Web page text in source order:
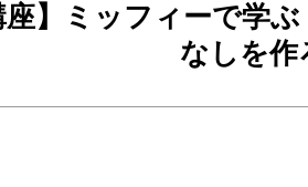
座】ミッフィーで学
なしを作